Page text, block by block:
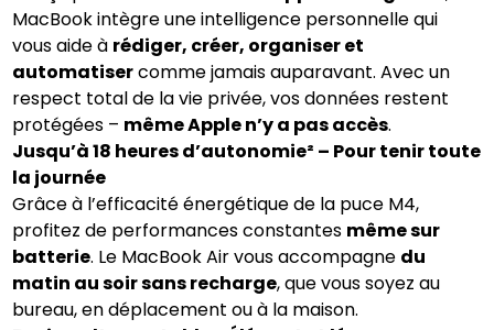
MacBook intègre une intelligence personnelle qui
vous aide à rédiger, créer, organiser et
automatisercomme jamais auparavant. Avec un
respect total de la vie privée, vos données restent
protégées – même Apple n’y a pas accès.
Jusqu’à 18 heures d’autonomie² – Pour tenir toute
la journée
Grâce à l’efficacité énergétique de la puce M4,
profitez de performances constantes même sur
batterie. Le MacBook Air vous accompagne du
matin au soir sans recharge, que vous soyez au
bureau, en déplacement ou à la maison.